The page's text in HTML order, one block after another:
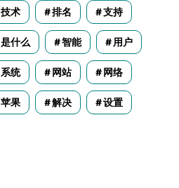
技术 排名 支持
是什么 智能 用户
系统 网站 网络
苹果 解决 设置